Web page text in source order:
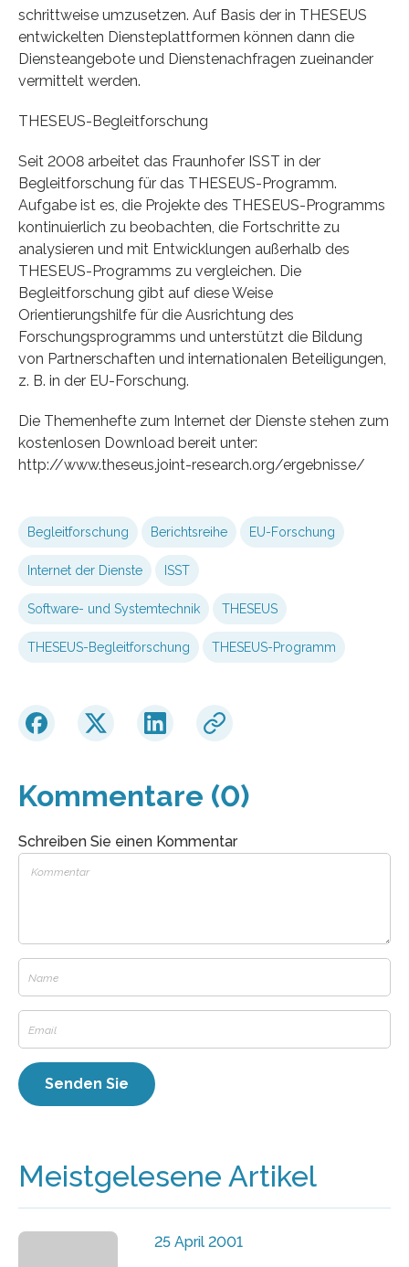
schrittweise umzusetzen. Auf Basis der in THESEUS
entwickelten Diensteplattformen können dann die
Diensteangebote und Dienstenachfragen zueinander
vermittelt werden.
THESEUS-Begleitforschung
Seit 2008 arbeitet das Fraunhofer ISST in der
Begleitforschung für das THESEUS-Programm.
Aufgabe ist es, die Projekte des THESEUS-Programms
kontinuierlich zu beobachten, die Fortschritte zu
analysieren und mit Entwicklungen außerhalb des
THESEUS-Programms zu vergleichen. Die
Begleitforschung gibt auf diese Weise
Orientierungshilfe für die Ausrichtung des
Forschungsprogramms und unterstützt die Bildung
von Partnerschaften und internationalen Beteiligungen,
z. B. in der EU-Forschung.
Die Themenhefte zum Internet der Dienste stehen zum
kostenlosen Download bereit unter:
http://www.theseus.joint-research.org/ergebnisse/
Begleitforschung Berichtsreihe EU-Forschung
Internet der Dienste ISST
Software- und Systemtechnik THESEUS
THESEUS-Begleitforschung THESEUS-Programm
Kommentare (0)
Schreiben Sie einen Kommentar
Meistgelesene Artikel
25 April 2001